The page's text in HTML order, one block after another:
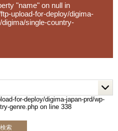
調査が可能です。
ーケティングの実施まで、
す。
翻訳サービスを提供します。
"name" on null in
upload-for-deploy/digima-
single-country-
for-deploy/digima-japan-prd/wp-
genre.php on line 338
検索